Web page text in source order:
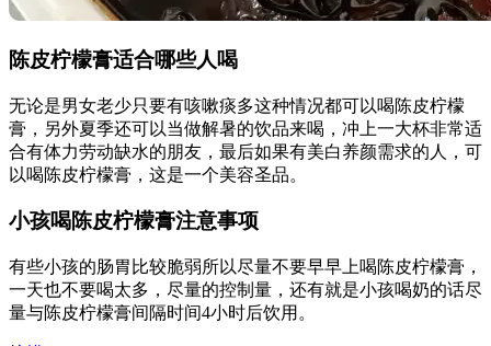
陈皮柠檬膏适合哪些人喝
无论是男女老少只要有咳嗽痰多这种情况都可以喝陈皮柠檬
膏，另外夏季还可以当做解暑的饮品来喝，冲上一大杯非常适
合有体力劳动缺水的朋友，最后如果有美白养颜需求的人，可
以喝陈皮柠檬膏，这是一个美容圣品。
小孩喝陈皮柠檬膏注意事项
有些小孩的肠胃比较脆弱所以尽量不要早早上喝陈皮柠檬膏，
一天也不要喝太多，尽量的控制量，还有就是小孩喝奶的话尽
量与陈皮柠檬膏间隔时间4小时后饮用。